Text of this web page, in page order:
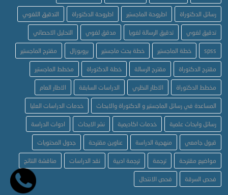
رسائل الدكتوراة اطروحة الماجستير اطروحة الدكتوراة التدقيق اللغوي
تدقيق لغوي تدقيق الرسالة لغويا مدقق لغوي التحليل الاحصائي
spss خطة الماجستير خطة بحث ماجستير بروبوزال مقترح الماجستير
مقترح الدكتوراة مقترح الرسالة خطة الدكتوراة مخطط الماجستير
مخطط الدكتوراة الاطار النظري الدراسات السابقة الاطار العام
المساعدة في رسائل الماجستير و الدكتوراة والابحاث خدمات الدراسات العليا
رسائل وابحاث علمية خدمات اكاديمية نشر الابحاث ادوات الدراسة
قبول جامعي منهجية الدراسة عناوين مقترحة جدول المحتويات
مواضيع مقترحة ترجمة ترجمة ادبية نقد الدراسات مناقشة النتائج
فحص السرقة فحص الانتحال